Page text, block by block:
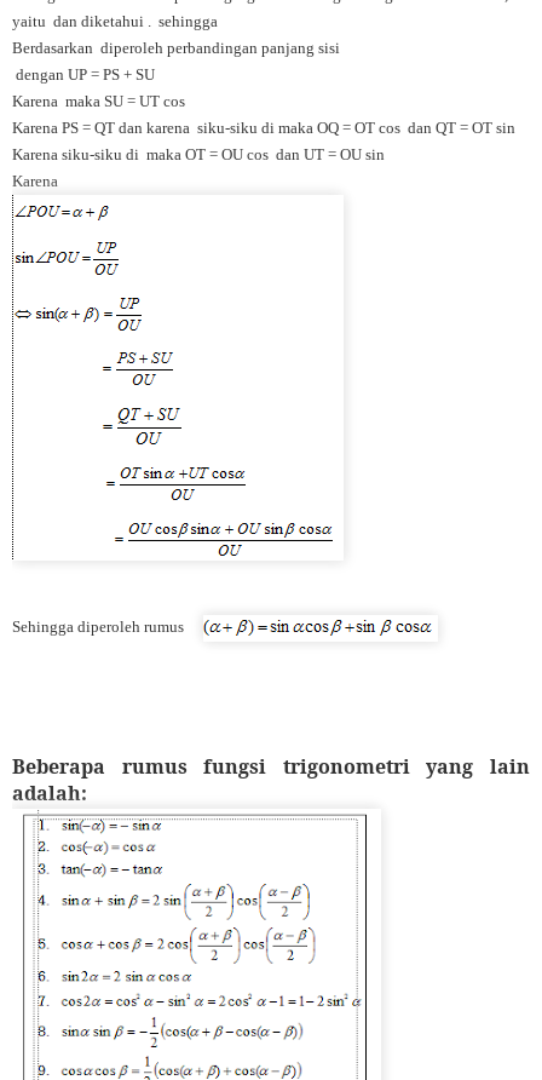
yaitu dan diketahui . sehingga
Berdasarkan diperoleh perbandingan panjang sisi
dengan UP = PS + SU
Karena maka SU = UT cos
Karena PS = QT dan karena siku-siku di maka OQ = OT cos dan QT = OT sin
Karena siku-siku di maka OT = OU cos dan UT = OU sin
Karena
Sehingga diperoleh rumus
Beberapa rumus fungsi trigonometri yang lain
adalah: